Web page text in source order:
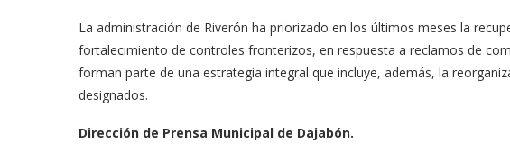
La administración de Riverón ha priorizado en los últimos meses la
fortalecimiento de controles fronterizos, en respuesta a reclamos de
forman parte de una estrategia integral que incluye, además, la
designados.
Dirección de Prensa Municipal de Dajabón.